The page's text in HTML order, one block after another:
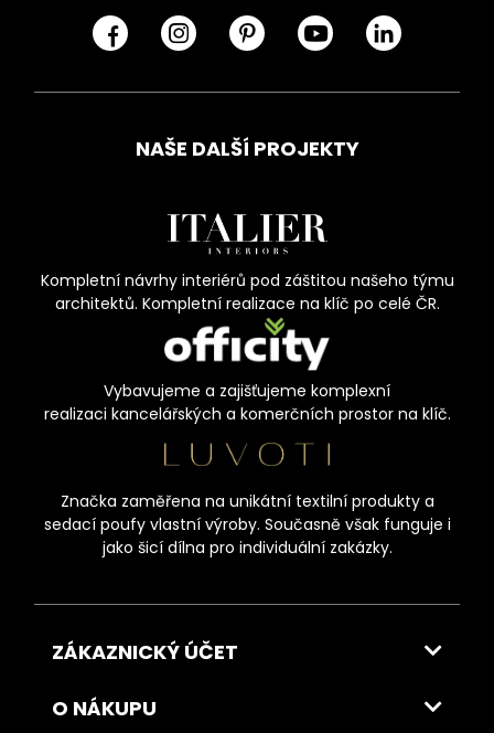
NAŠE DALŠÍ PROJEKTY
Kompletní návrhy interiérů pod záštitou našeho týmu
architektů. Kompletní realizace na klíč po celé ČR.
Vybavujeme a zajišťujeme komplexní
realizaci kancelářských a komerčních prostor na klíč.
Značka zaměřena na unikátní textilní produkty a
sedací poufy vlastní výroby. Současně však funguje i
jako šicí dílna pro individuální zakázky.
ZÁKAZNICKÝ ÚČET
O NÁKUPU